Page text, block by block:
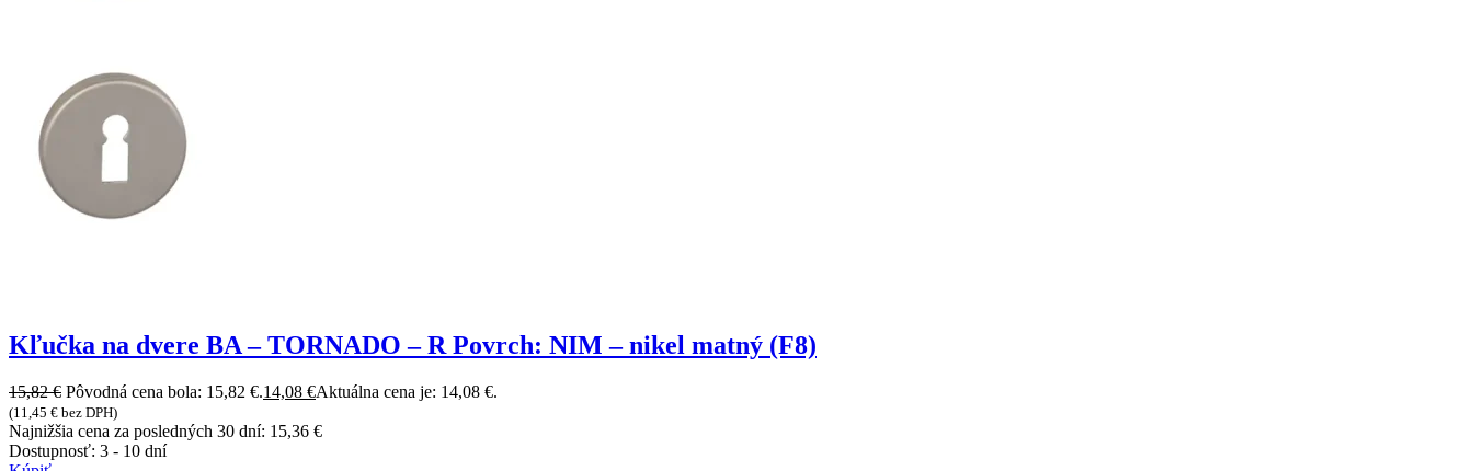
Kľučka na dvere BA – TORNADO – R Povrch: NIM – nikel matný (F8)
15,82€ Pôvodná cena bola: 15,82 €.14,08 €Aktuálna cena je: 14,08 €.
(11,45 € bez DPH)
Najnižšia cena za posledných 30 dní: 15,36 €
Dostupnosť: 3 - 10 dní